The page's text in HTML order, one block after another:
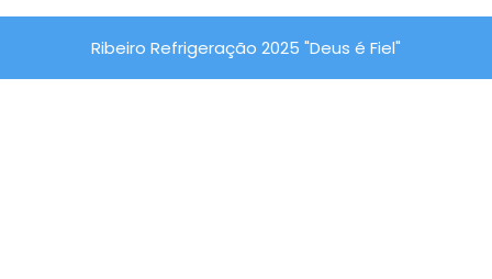
Ribeiro Refrigeração 2025 "Deus é Fiel"